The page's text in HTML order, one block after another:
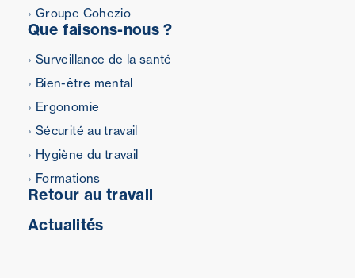
Groupe Cohezio
Que faisons-nous ?
Surveillance de la santé
Bien-être mental
Ergonomie
Sécurité au travail
Hygiène du travail
Formations
Retour au travail
Actualités